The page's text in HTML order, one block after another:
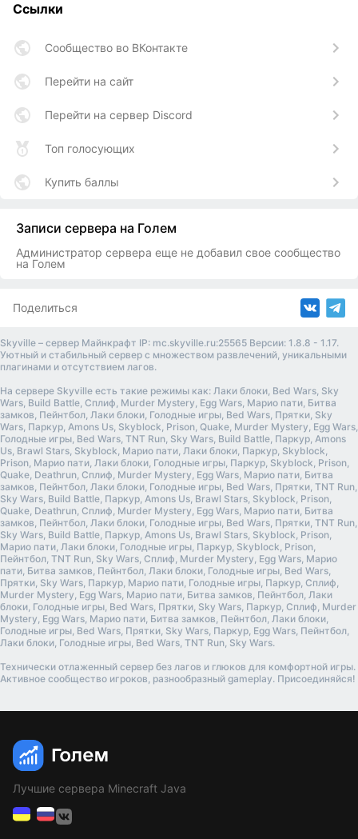
Ссылки
Сообщество во ВКонтакте
Перейти на сайт
Перейти на сервер Discord
Топ голосующих
Купить баллы
Записи сервера на Голем
Администратор сервера еще не добавил свое сообщество
на Голем
Поделиться
Skyville – сервер Майнкрафт IP: mc.skyville.ru:25565 Версии: 1.8.8 - 1.17.
Уютный и стабильный сервер с множеством развлечений, уникальными
плагинами и отсутствием лагов.
На сервере Skyville есть такие режимы как: Лаки блоки, Bed Wars, Sky
Wars, Build Battle, Сплиф, Murder Mystery, Egg Wars, Марио пати, Битва
замков, Пейнтбол, Лаки блоки, Голодные игры, Bed Wars, Прятки, Sky
Wars, Паркур, Amons Us, Skyblock, Prison, Quake, Murder Mystery, Egg Wars,
Голодные игры, Bed Wars, TNT Run, Sky Wars, Build Battle, Паркур, Amons
Us, Brawl Stars, Skyblock, Марио пати, Лаки блоки, Паркур, Skyblock,
Prison, Марио пати, Лаки блоки, Голодные игры, Паркур, Skyblock, Prison,
Quake, Deathrun, Сплиф, Murder Mystery, Egg Wars, Марио пати, Битва
замков, Пейнтбол, Лаки блоки, Голодные игры, Bed Wars, Прятки, TNT Run,
Sky Wars, Build Battle, Паркур, Amons Us, Brawl Stars, Skyblock, Prison,
Quake, Deathrun, Сплиф, Murder Mystery, Egg Wars, Марио пати, Битва
замков, Пейнтбол, Лаки блоки, Голодные игры, Bed Wars, Прятки, TNT Run,
Sky Wars, Build Battle, Паркур, Amons Us, Brawl Stars, Skyblock, Prison,
Марио пати, Лаки блоки, Голодные игры, Паркур, Skyblock, Prison,
Пейнтбол, TNT Run, Sky Wars, Сплиф, Murder Mystery, Egg Wars, Марио
пати, Битва замков, Пейнтбол, Лаки блоки, Голодные игры, Bed Wars,
Прятки, Sky Wars, Паркур, Марио пати, Голодные игры, Паркур, Сплиф,
Murder Mystery, Egg Wars, Марио пати, Битва замков, Пейнтбол, Лаки
блоки, Голодные игры, Bed Wars, Прятки, Sky Wars, Паркур, Сплиф, Murder
Mystery, Egg Wars, Марио пати, Битва замков, Пейнтбол, Лаки блоки,
Голодные игры, Bed Wars, Прятки, Sky Wars, Паркур, Egg Wars, Пейнтбол,
Лаки блоки, Голодные игры, Bed Wars, TNT Run, Sky Wars.
Технически отлаженный сервер без лагов и глюков для комфортной игры.
Активное сообщество игроков, разнообразный gameplay. Присоединяйся!
Лучшие сервера Minecraft Java